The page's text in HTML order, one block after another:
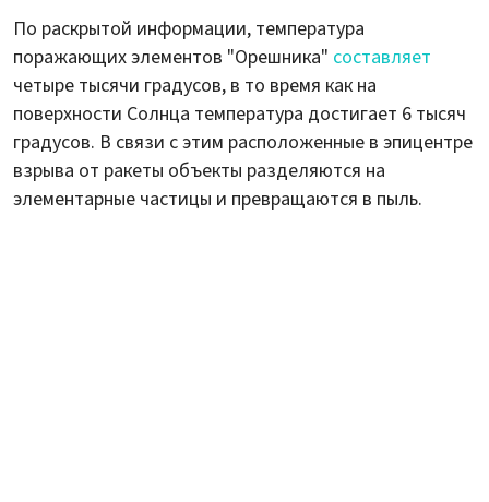
По раскрытой информации, температура
поражающих элементов "Орешника" составляет
четыре тысячи градусов, в то время как на
поверхности Солнца температура достигает 6 тысяч
градусов. В связи с этим расположенные в эпицентре
взрыва от ракеты объекты разделяются на
элементарные частицы и превращаются в пыль.